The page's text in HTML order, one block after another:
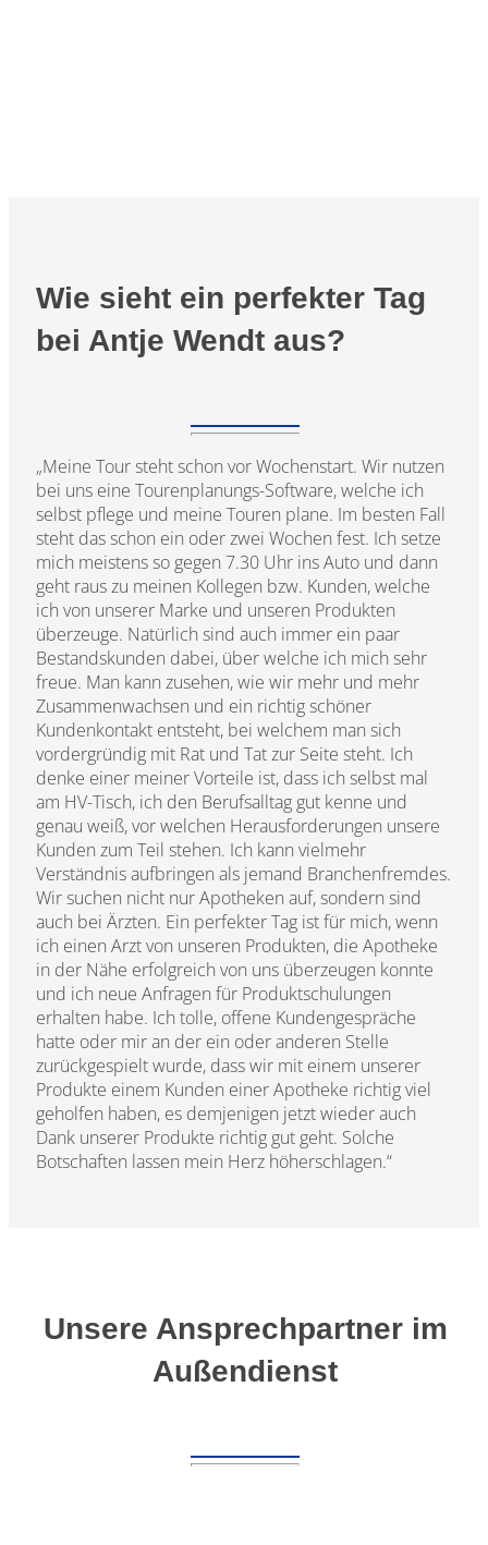
Wie sieht ein perfekter Tag
bei Antje Wendt aus?
„Meine Tour steht schon vor Wochenstart. Wir nutzen
bei uns eine Tourenplanungs-Software, welche ich
selbst pflege und meine Touren plane. Im besten Fall
steht das schon ein oder zwei Wochen fest. Ich setze
mich meistens so gegen 7.30 Uhr ins Auto und dann
geht raus zu meinen Kollegen bzw. Kunden, welche
ich von unserer Marke und unseren Produkten
überzeuge. Natürlich sind auch immer ein paar
Bestandskunden dabei, über welche ich mich sehr
freue. Man kann zusehen, wie wir mehr und mehr
Zusammenwachsen und ein richtig schöner
Kundenkontakt entsteht, bei welchem man sich
vordergründig mit Rat und Tat zur Seite steht. Ich
denke einer meiner Vorteile ist, dass ich selbst mal
am HV-Tisch, ich den Berufsalltag gut kenne und
genau weiß, vor welchen Herausforderungen unsere
Kunden zum Teil stehen. Ich kann vielmehr
Verständnis aufbringen als jemand Branchenfremdes.
Wir suchen nicht nur Apotheken auf, sondern sind
auch bei Ärzten. Ein perfekter Tag ist für mich, wenn
ich einen Arzt von unseren Produkten, die Apotheke
in der Nähe erfolgreich von uns überzeugen konnte
und ich neue Anfragen für Produktschulungen
erhalten habe. Ich tolle, offene Kundengespräche
hatte oder mir an der ein oder anderen Stelle
zurückgespielt wurde, dass wir mit einem unserer
Produkte einem Kunden einer Apotheke richtig viel
geholfen haben, es demjenigen jetzt wieder auch
Dank unserer Produkte richtig gut geht. Solche
Botschaften lassen mein Herz höherschlagen.“
Unsere Ansprechpartner im
Außendienst